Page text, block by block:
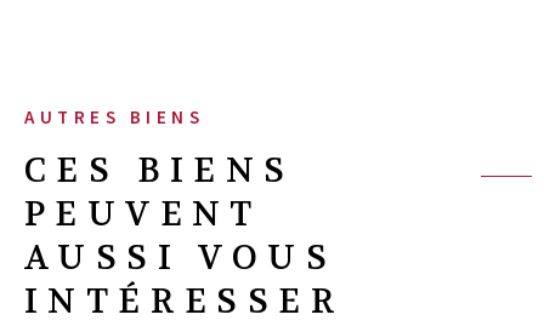
AUTRES BIENS
CES BIENS
PEUVENT
AUSSI VOUS
INTÉRESSER